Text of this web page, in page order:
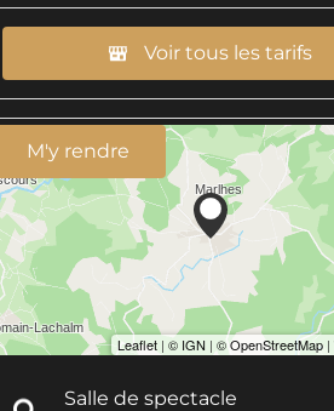
Voir tous les tarifs
M'y rendre
Salle de spectacle